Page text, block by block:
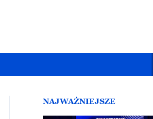
NAJWAŻNIEJSZE